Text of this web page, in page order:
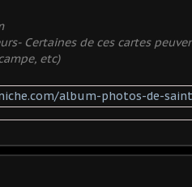
Certaines de ces cartes
etc)